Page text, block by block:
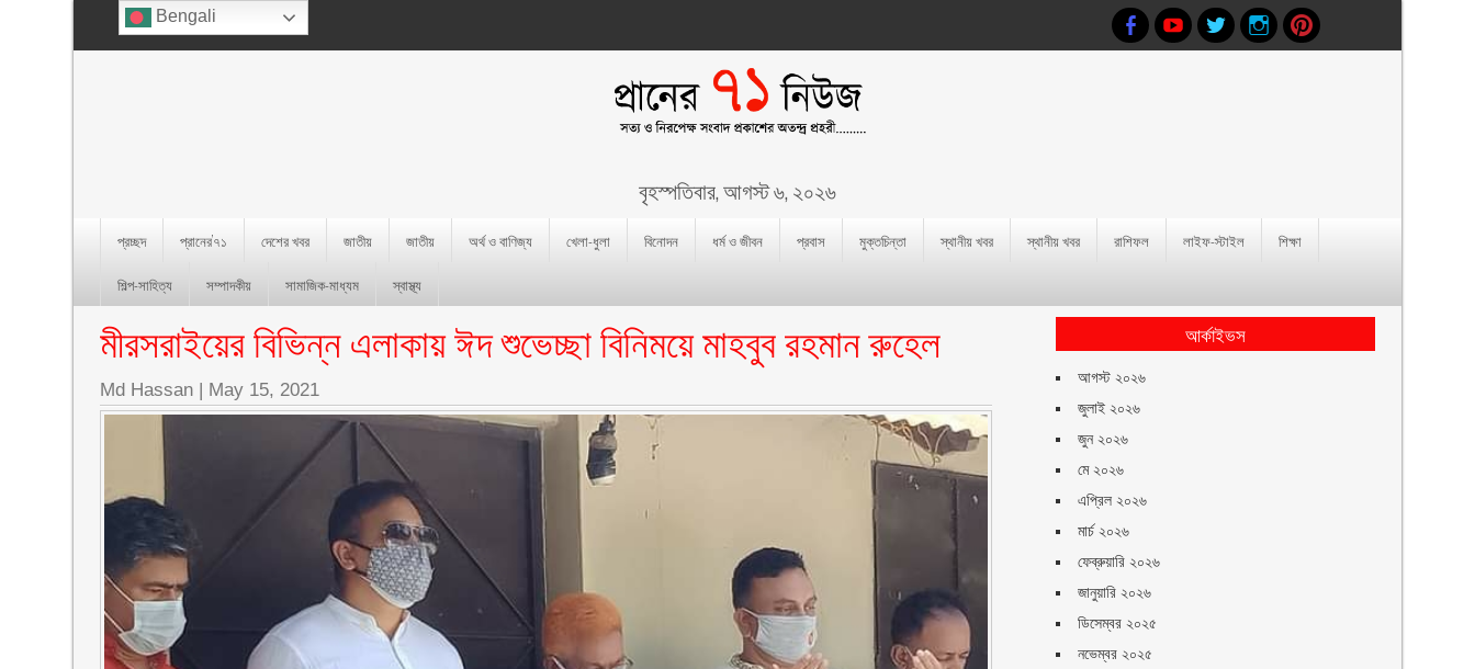
বৃহস্পতিবার, আগস্ট ৬, ২০২৬
প্রচ্ছদ প্রানের’৭১ দেশের খবর জাতীয় জাতীয় অর্থ ও বাণিজ্য খেলা-ধুলা বিনোদন ধর্ম ও জীবন প্রবাস মুক্তচিন্তা স্থানীয় খবর স্থানীয় খবর রাশিফল লাইফ-স্টাইল
শিক্ষা
শিল্প-সাহিত্য
সম্পাদকীয় সামাজিক-মাধ্যম স্বাস্থ্য
মীরসরাইয়ের বিভিন্ন এলাকায় ঈদ শুভেচ্ছা বিনিময়ে মাহবুব রহমান রুহেল
Md Hassan | May 15, 2021
আর্কাইভস
আগস্ট ২০২৬
জুলাই ২০২৬
জুন ২০২৬
মে ২০২৬
এপ্রিল ২০২৬
মার্চ ২০২৬
ফেব্রুয়ারি ২০২৬
জানুয়ারি ২০২৬
ডিসেম্বর ২০২৫
নভেম্বর ২০২৫
Bengali